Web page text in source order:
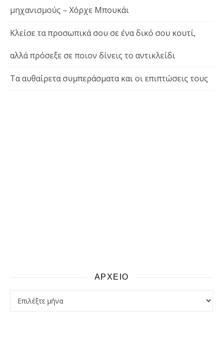
μηχανισμούς – Χόρχε Μπουκάι
Κλείσε τα προσωπικά σου σε ένα δικό σου κουτί,
αλλά πρόσεξε σε ποιον δίνεις το αντικλείδι
Τα αυθαίρετα συμπεράσματα και οι επιπτώσεις τους
ΑΡΧΕΙΟ